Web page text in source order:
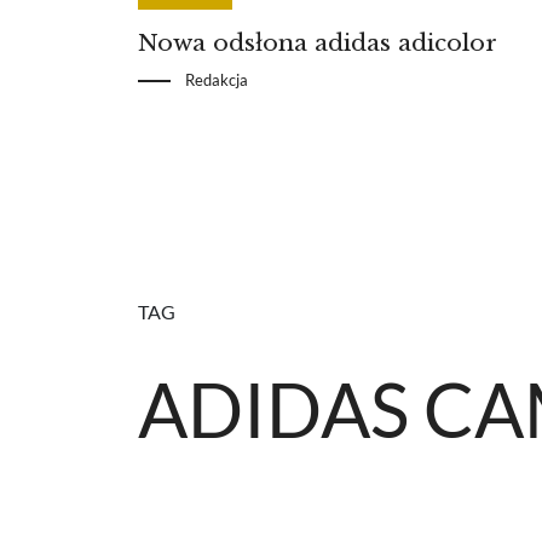
Nowa odsłona adidas adicolor
Redakcja
TAG
ADIDAS